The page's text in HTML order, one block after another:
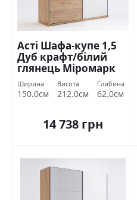
Асті Шафа-купе 1,5
Дуб крафт/білий
глянець Міромарк
Ширина
150.0см
Висота
212.0см
Глибина
62.0см
14 738 грн